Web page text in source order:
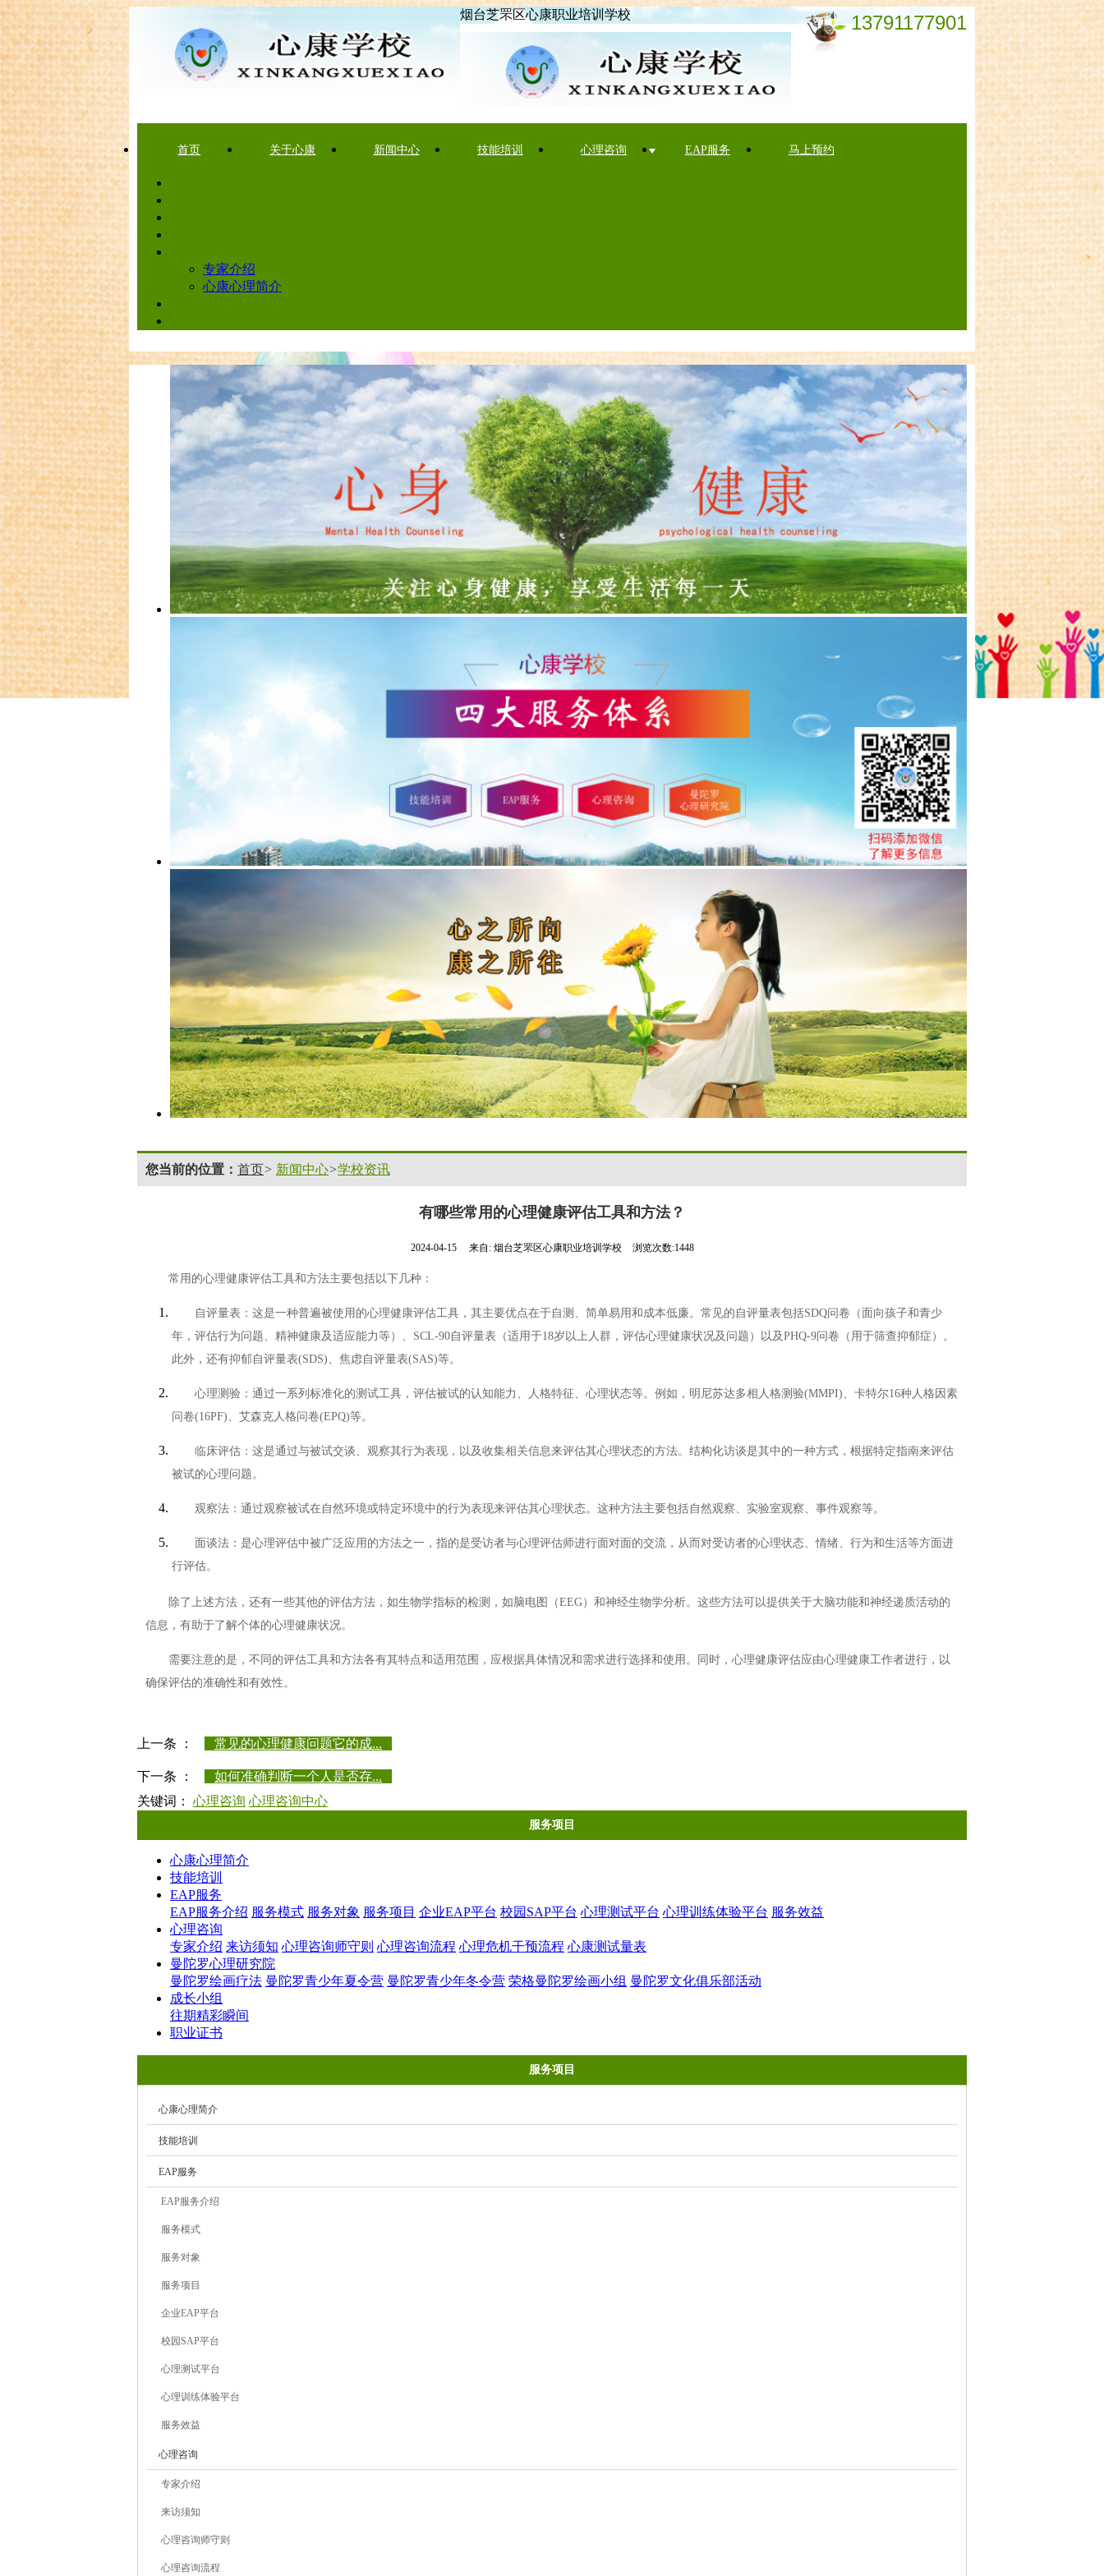
烟台芝罘区心康职业培训学校 13791177901
首页 关于心康 新闻中心 技能培训 心理咨询 EAP服务 马上预约
专家介绍
心康心理简介
您当前的位置： 首页> 新闻中心>学校资讯
有哪些常用的心理健康评估工具和方法？
2024-04-15 来自: 烟台芝罘区心康职业培训学校 浏览次数:1448
常用的心理健康评估工具和方法主要包括以下几种：
自评量表 ：这是一种普遍被使用的心理健康评估工具，其主要优点在于自测、简单易用和成本低廉。常见的自评量表包括SDQ问卷（面向孩子和青少
年，评估行为问题、精神健康及适应能力等）、SCL-90自评量表（适用于18岁以上人群，评估心理健康状况及问题）以及PHQ-9问卷（用于筛查抑郁症）。
此外，还有抑郁自评量表(SDS)、焦虑自评量表(SAS)等。
心理测验 ：通过一系列标准化的测试工具，评估被试的认知能力、人格特征、心理状态等。例如，明尼苏达多相人格测验(MMPI)、卡特尔16种人格因素
问卷(16PF)、艾森克人格问卷(EPQ)等。
临床评估 ：这是通过与被试交谈、观察其行为表现，以及收集相关信息来评估其心理状态的方法。结构化访谈是其中的一种方式，根据特定指南来评估
被试的心理问题。
观察法 ：通过观察被试在自然环境或特定环境中的行为表现来评估其心理状态。这种方法主要包括自然观察、实验室观察、事件观察等。
面谈法 ：是心理评估中被广泛应用的方法之一，指的是受访者与心理评估师进行面对面的交流，从而对受访者的心理状态、情绪、行为和生活等方面进
行评估。
除了上述方法，还有一些其他的评估方法，如生物学指标的检测，如脑电图（EEG）和神经生物学分析。这些方法可以提供关于大脑功能和神经递质活动的
信息，有助于了解个体的心理健康状况。
需要注意的是，不同的评估工具和方法各有其特点和适用范围，应根据具体情况和需求进行选择和使用。同时，心理健康评估应由心理健康工作者进行，以
确保评估的准确性和有效性。
上一条 ： 常见的心理健康问题它的成...
下一条 ：
如何准确判断一个人是否存...
关键词： 心理咨询 心理咨询中心
服务项目
心康心理简介
技能培训
EAP服务
EAP服务介绍 服务模式 服务对象 服务项目 企业EAP平台 校园SAP平台 心理测试平台 心理训练体验平台 服务效益
心理咨询
专家介绍 来访须知 心理咨询师守则 心理咨询流程 心理危机干预流程 心康测试量表
曼陀罗心理研究院
曼陀罗绘画疗法 曼陀罗青少年夏令营 曼陀罗青少年冬令营 荣格曼陀罗绘画小组 曼陀罗文化俱乐部活动
成长小组
往期精彩瞬间
职业证书
服务项目
心康心理简介
技能培训
EAP服务
EAP服务介绍
服务模式
服务对象
服务项目
企业EAP平台
校园SAP平台
心理测试平台
心理训练体验平台
服务效益
心理咨询
专家介绍
来访须知
心理咨询师守则
心理咨询流程